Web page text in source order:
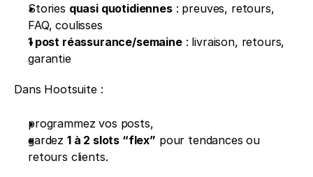
Stories quasi quotidiennes : preuves, retours,
FAQ, coulisses
1 post réassurance/semaine : livraison, retours,
garantie
Dans Hootsuite :
programmez vos posts,
gardez 1 à 2 slots “flex” pour tendances ou
retours clients.